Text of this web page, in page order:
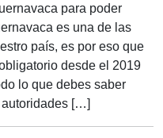
para poder
es una de las
país, es por eso que
desde el 2019
lo que debes saber
autoridades […]